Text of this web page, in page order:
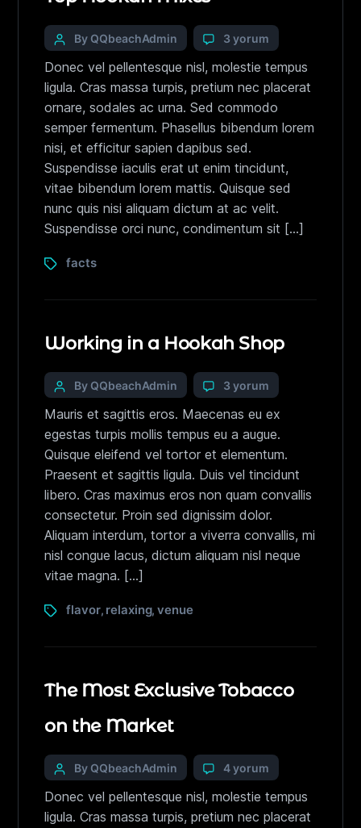
By QQbeachAdmin 3 yorum
Donec vel pellentesque nisl, molestie tempus
ligula. Cras massa turpis, pretium nec placerat
ornare, sodales ac urna. Sed commodo
semper fermentum. Phasellus bibendum lorem
nisi, et efficitur sapien dapibus sed.
Suspendisse iaculis erat ut enim tincidunt,
vitae bibendum lorem mattis. Quisque sed
nunc quis nisi aliquam dictum at ac velit.
Suspendisse orci nunc, condimentum sit […]
facts
Working in a Hookah Shop
By QQbeachAdmin 3 yorum
Mauris et sagittis eros. Maecenas eu ex
egestas turpis mollis tempus eu a augue.
Quisque eleifend vel tortor et elementum.
Praesent et sagittis ligula. Duis vel tincidunt
libero. Cras maximus eros non quam convallis
consectetur. Proin sed dignissim dolor.
Aliquam interdum, tortor a viverra convallis, mi
nisl congue lacus, dictum aliquam nisl neque
vitae magna. […]
flavor, relaxing,venue
The Most Exclusive Tobacco
on the Market
By QQbeachAdmin 4 yorum
Donec vel pellentesque nisl, molestie tempus
ligula. Cras massa turpis, pretium nec placerat